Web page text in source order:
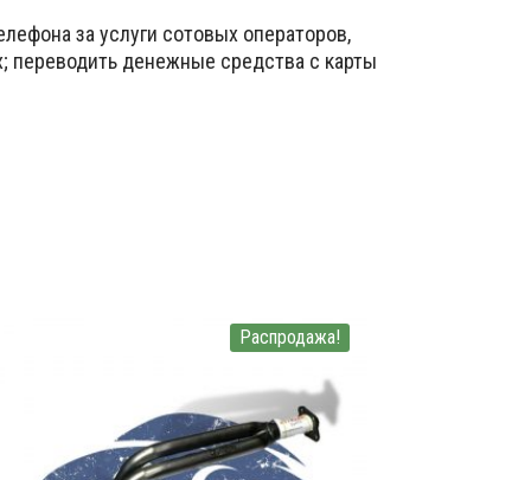
за услуги сотовых операторов,
переводить денежные средства с карты
Распродажа!